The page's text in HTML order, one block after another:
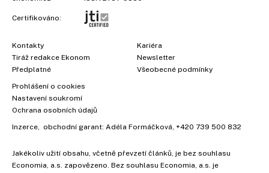
Certifikováno:
Kontakty
Tiráž redakce Ekonom
Předplatné
Kariéra
Newsletter
Všeobecné podmínky
Prohlášení o cookies
Nastavení soukromí
Ochrana osobních údajů
Inzerce , obchodní garant: Adéla Formáčková +420 739 500 832
Jakékoliv užití obsahu, včetně převzetí článků, je bez souhlasu
Economia, a.s. zapovězeno. Bez souhlasu Economia, a.s. je